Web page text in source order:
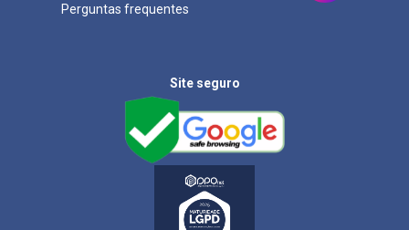
Perguntas frequentes
Site seguro